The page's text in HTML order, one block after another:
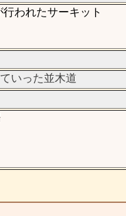
われたサーキット
いった並木道